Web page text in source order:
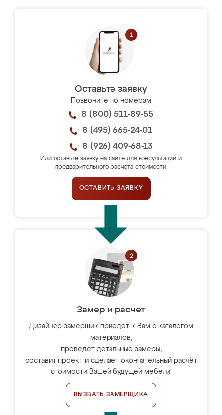
Оставьте заявку
Позвоните по номерам
8 (800) 511-89-55
8 (495) 665-24-01
8 (926) 409-68-13
Или оставьте заявку на сайте для консультации и
предварительного расчёта стоимости.
ОСТАВИТЬ ЗАЯВКУ
Замер и расчет
Дизайнер-замерщик приедет к Вам с каталогом
материалов,
проведёт детальные замеры,
составит проект и сделает окончательный расчёт
стоимости Вашей будущей мебели.
ВЫЗВАТЬ ЗАМЕРЩИКА